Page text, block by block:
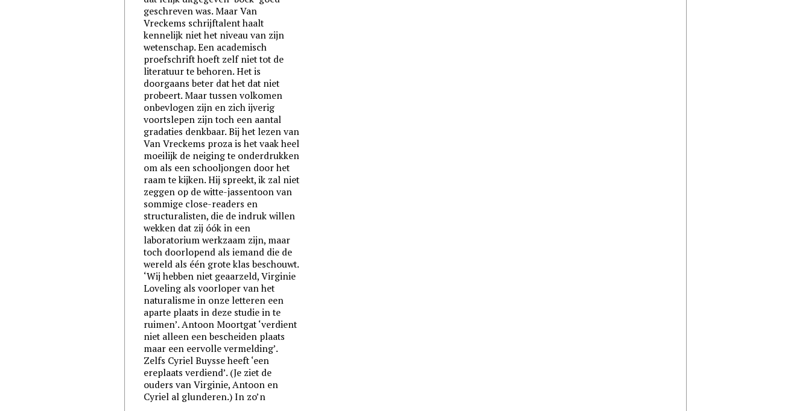
geschreven was. Maar Van
Vreckems schrijftalent haalt
kennelijk niet het niveau van zijn
wetenschap. Een academisch
proefschrift hoeft zelf niet tot de
literatuur te behoren. Het is
doorgaans beter dat het dat niet
probeert. Maar tussen volkomen
onbevlogen zijn en zich ijverig
voortslepen zijn toch een aantal
gradaties denkbaar. Bij het lezen van
Van Vreckems proza is het vaak heel
moeilijk de neiging te onderdrukken
om als een schooljongen door het
raam te kijken. Hij spreekt, ik zal niet
zeggen op de witte-jassentoon van
sommige close-readers en
structuralisten, die de indruk willen
wekken dat zij óók in een
laboratorium werkzaam zijn, maar
toch doorlopend als iemand die de
wereld als één grote klas beschouwt.
‘Wij hebben niet geaarzeld, Virginie
Loveling als voorloper van het
naturalisme in onze letteren een
aparte plaats in deze studie in te
ruimen’. Antoon Moortgat ‘verdient
niet alleen een bescheiden plaats
maar een eervolle vermelding’.
Zelfs Cyriel Buysse heeft ‘een
ereplaats verdiend’. (Je ziet de
ouders van Virginie, Antoon en
Cyriel al glunderen.) In zo’n